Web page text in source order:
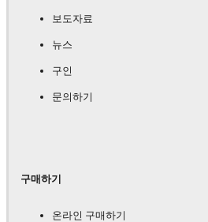
보도자료
뉴스
구인
문의하기
구매하기
온라인 구매하기